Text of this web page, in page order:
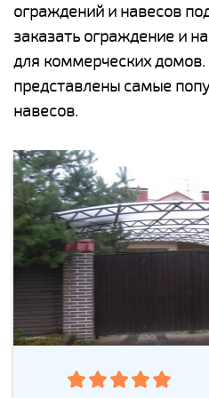
ограждений и навесов
заказать ограждение и
для коммерческих
представлены самые
навесов.